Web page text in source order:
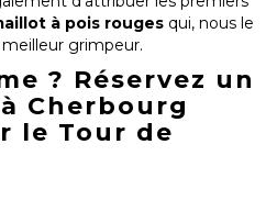
à pois rouges qui, nous le
grimpeur.
? Réservez un
Cherbourg
le Tour de